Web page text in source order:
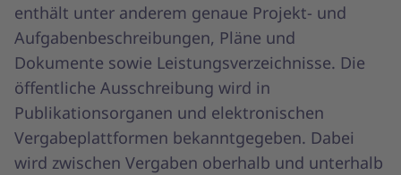
enthält unter anderem genaue Projekt- und
Aufgabenbeschreibungen, Pläne und
Dokumente sowie Leistungsverzeichnisse. Die
öffentliche Ausschreibung wird in
Publikationsorganen und elektronischen
Vergabeplattformen bekanntgegeben. Dabei
wird zwischen Vergaben oberhalb und unterhalb